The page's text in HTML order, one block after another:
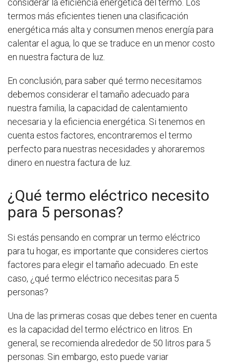
termos más eficientes tienen una clasificación
energética más alta y consumen menos energía para
calentar el agua, lo que se traduce en un menor costo
en nuestra factura de luz.
En conclusión, para saber qué termo necesitamos
debemos considerar el tamaño adecuado para
nuestra familia, la capacidad de calentamiento
necesaria y la eficiencia energética. Si tenemos en
cuenta estos factores, encontraremos el termo
perfecto para nuestras necesidades y ahoraremos
dinero en nuestra factura de luz.
¿Qué termo eléctrico necesito
para 5 personas?
Si estás pensando en comprar un termo eléctrico
para tu hogar, es importante que consideres ciertos
factores para elegir el tamaño adecuado. En este
caso, ¿qué termo eléctrico necesitas para 5
personas?
Una de las primeras cosas que debes tener en cuenta
es la capacidad del termo eléctrico en litros. En
general, se recomienda alrededor de 50 litros para 5
personas. Sin embargo, esto puede variar